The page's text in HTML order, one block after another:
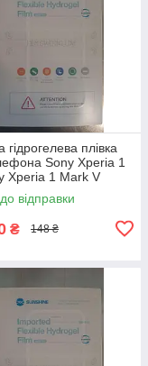
гідрогелева плівка
Sony Xperia 1
Xperia 1 Mark V
відправки
₴ 148 ₴